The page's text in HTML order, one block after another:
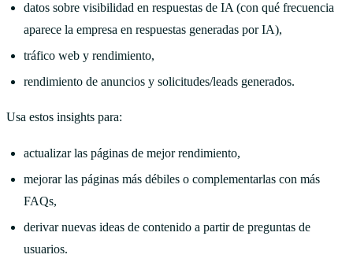
datos sobre visibilidad en respuestas de IA (con qué frecuencia
aparece la empresa en respuestas generadas por IA),
tráfico web y rendimiento,
rendimiento de anuncios y solicitudes/leads generados.
Usa estos insights para:
actualizar las páginas de mejor rendimiento,
mejorar las páginas más débiles o complementarlas con más
FAQs,
derivar nuevas ideas de contenido a partir de preguntas de
usuarios.